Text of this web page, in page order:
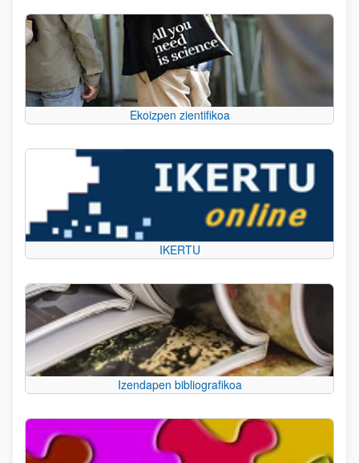
Ekoizpen zientifikoa
IKERTU
Izendapen bibliografikoa